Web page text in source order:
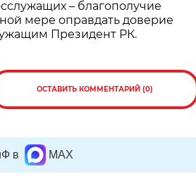
– благополучие
мере оправдать доверие
Президент РК.
ОСТАВИТЬ КОММЕНТАРИЙ (0)
в MAX